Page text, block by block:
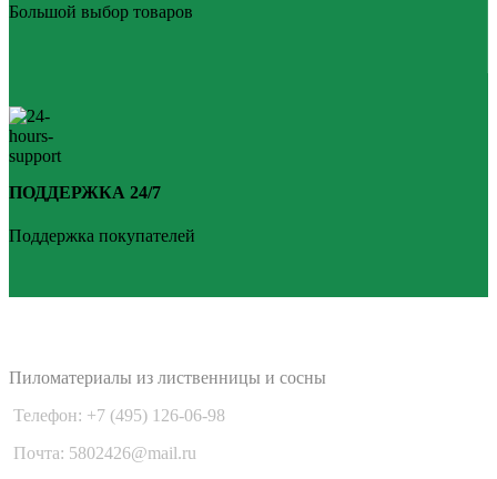
Большой выбор товаров
ПОДДЕРЖКА 24/7
Поддержка покупателей
Пиломатериалы из лиственницы и сосны
Телефон: +7 (495) 126-06-98
Почта: 5802426@mail.ru